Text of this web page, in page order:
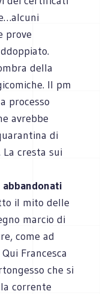
prove
della
Il pm
processo
avrebbe
di
cresta sui
il mito delle
marcio di
come ad
Francesca
che si
corrente